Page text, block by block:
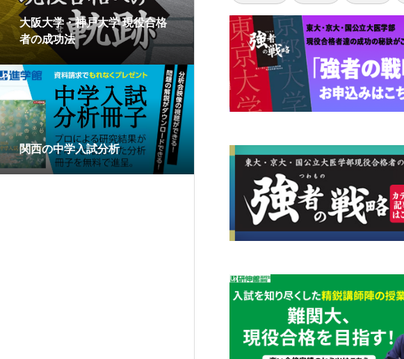
大阪大学・神戸大学 現役合格
者の成功法
関西の中学入試分析